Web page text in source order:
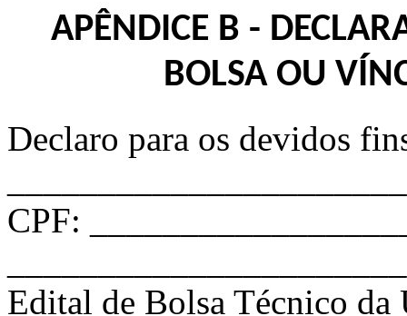
APÊNDICE B -
BOLSA OU
Declaro para os devidos
CPF:
Edital de Bolsa Técnico da